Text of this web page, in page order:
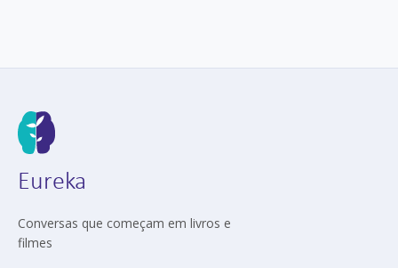
Eureka
Conversas que começam em livros e
filmes